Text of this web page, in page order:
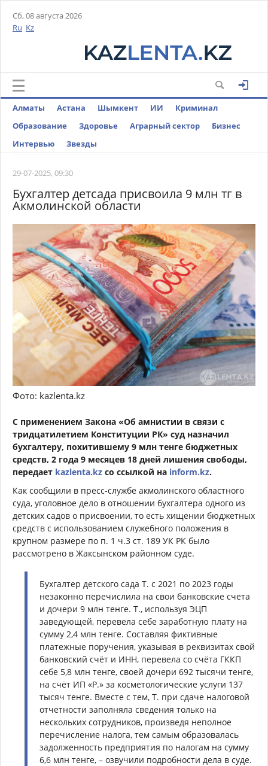
Сб, 08 августа 2026
Ru Kz
Алматы Астана Шымкент ИИ
Криминал
Образование
Здоровье Аграрный сектор
Бизнес
Интервью
Звезды
29-07-2025, 09:30
Бухгалтер детсада присвоила 9 млн тг в
Акмолинской области
Фото: kazlenta.kz
С применением Закона «Об амнистии в связи с
тридцатилетием Конституции РК» суд назначил
бухгалтеру, похитившему 9 млн тенге бюджетных
средств, 2 года 9 месяцев 18 дней лишения свободы,
передает kazlenta.kz со ссылкой на inform.kz.
Как сообщили в пресс-службе акмолинского областного
суда, уголовное дело в отношении бухгалтера одного из
детских садов о присвоении, то есть хищении бюджетных
средств с использованием служебного положения в
крупном размере по п. 1 ч.3 ст. 189 УК РК было
рассмотрено в Жаксынском районном суде.
Бухгалтер детского сада Т. с 2021 по 2023 годы
незаконно перечислила на свои банковские счета
и дочери 9 млн тенге. Т., используя ЭЦП
заведующей, перевела себе заработную плату на
сумму 2,4 млн тенге. Составляя фиктивные
платежные поручения, указывая в реквизитах свой
банковский счёт и ИНН, перевела со счёта ГККП
себе 5,8 млн тенге, своей дочери 692 тысячи тенге,
на счёт ИП «Р.» за косметологические услуги 137
тысяч тенге. Вместе с тем, Т. при сдаче налоговой
отчетности заполняла сведения только на
нескольких сотрудников, произведя неполное
перечисление налога, тем самым образовалась
задолженность предприятия по налогам на сумму
6,6 млн тенге, – озвучили подробности дела в суде.